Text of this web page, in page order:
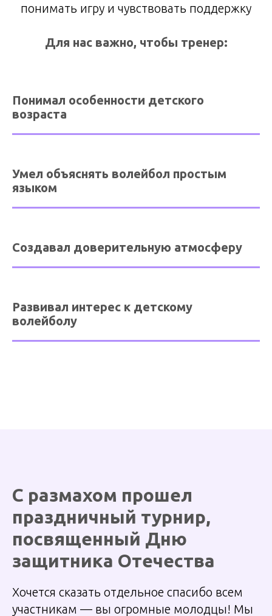
понимать игру и чувствовать поддержку
Для нас важно, чтобы тренер:
Понимал особенности детского
возраста
Умел объяснять волейбол простым
языком
Создавал доверительную атмосферу
Развивал интерес к детскому
волейболу
С размахом прошел
праздничный турнир,
посвященный Дню
защитника Отечества
Хочется сказать отдельное спасибо всем
участникам — вы огромные молодцы! Мы